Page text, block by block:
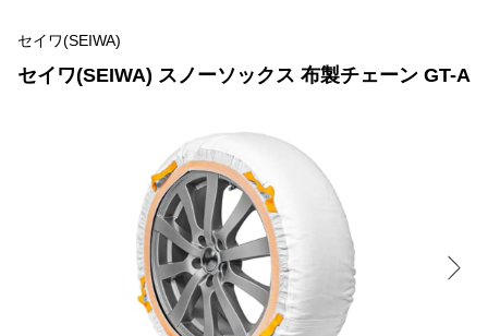
セイワ(SEIWA)
セイワ(SEIWA) スノーソックス 布製チェーン GT-A